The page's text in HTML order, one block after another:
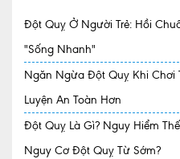
TRANG CHỦ
Quy
Đột Quỵ Ở Người Trẻ: Hồi
"Sống Nhanh"
Ngăn Ngừa Đột Quỵ Khi Chơi
Luyện An Toàn Hơn
Đột Quỵ Là Gì? Nguy Hiểm
Nguy Cơ Đột Quỵ Từ Sớm?